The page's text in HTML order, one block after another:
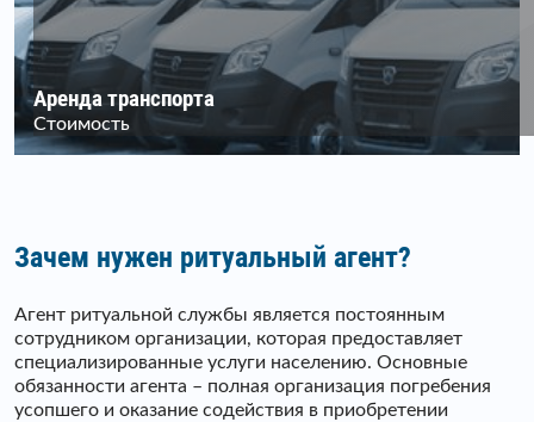
Аренда транспорта
Стоимость
Зачем нужен ритуальный агент?
Агент ритуальной службы является постоянным
сотрудником организации, которая предоставляет
специализированные услуги населению. Основные
обязанности агента – полная организация погребения
усопшего и оказание содействия в приобретении